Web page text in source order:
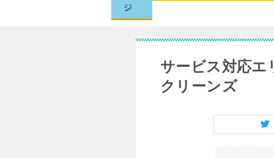
ジ
サービス対応エ
クリーンズ